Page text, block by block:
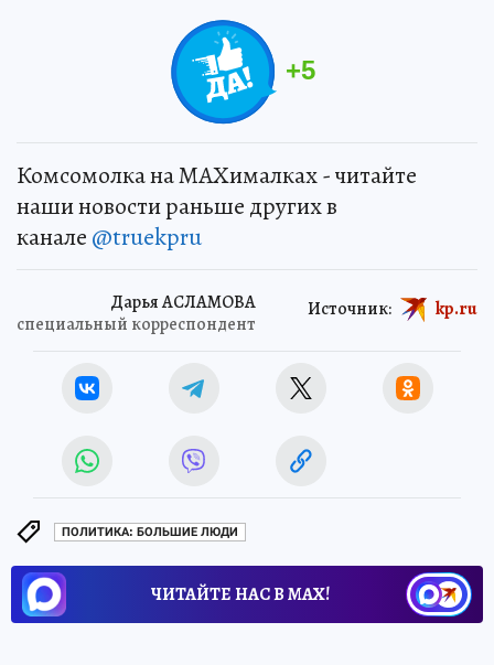
+5
Комсомолка на MAXималках - читайте
наши новости раньше других в
канале @truekpru
Дарья АСЛАМОВА
специальный корреспондент
Источник: kp.ru
ПОЛИТИКА: БОЛЬШИЕ ЛЮДИ
ЧИТАЙТЕ НАС В МАХ!